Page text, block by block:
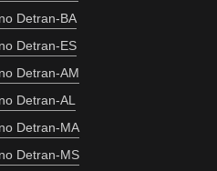
Detran-BA
Detran-ES
Detran-AM
Detran-AL
Detran-MA
Detran-MS